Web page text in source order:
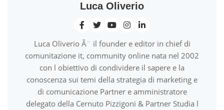
Luca Oliverio
Luca Oliverio Ã¨ il founder e editor in chief di
comunitazione it, community online nata nel 2002
con l obiettivo di condividere il sapere e la
conoscenza sui temi della strategia di marketing e
di comunicazione Partner e amministratore
delegato della Cernuto Pizzigoni & Partner Studia l